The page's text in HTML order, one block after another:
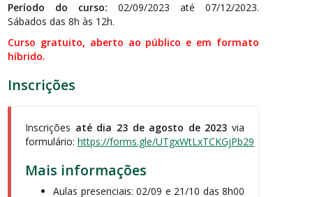
Período do curso: 02/09/2023 até 07/12/2023.
Sábados das 8h às 12h.
Curso gratuito, aberto ao público e em formato
híbrido.
Inscrições
Inscrições até dia 23 de agosto de 2023 via
formulário: https://forms.gle/UTgxWtLxTCKGjPb29
Mais informações
Aulas presenciais: 02/09 e 21/10 das 8h00